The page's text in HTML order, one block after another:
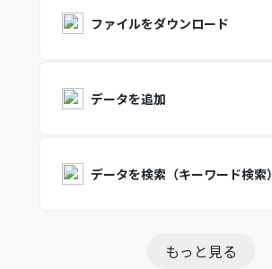
ファイルをダウンロード
データを追加
データを検索（キーワード検索）
もっと見る